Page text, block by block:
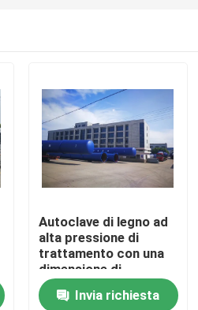
Autoclave di legno ad
alta pressione di
trattamento con una
dimensione di
4500mm, adatta a
liquido del CCA
Invia richiesta